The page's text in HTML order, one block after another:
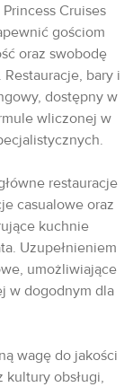
Cruises
gościom
oraz swobodę
bary i
dostępny w
wliczonej w
restauracje
casualowe oraz
kuchnie
Uzupełnieniem
umożliwiające
w dogodnym dla
wagę do jakości
kultury obsługi,